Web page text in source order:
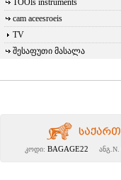
TOOls instruments
cam aceesroeis
TV
შესაფუთი მასალა
კოდი: BAGAGE22 ანგ.N.